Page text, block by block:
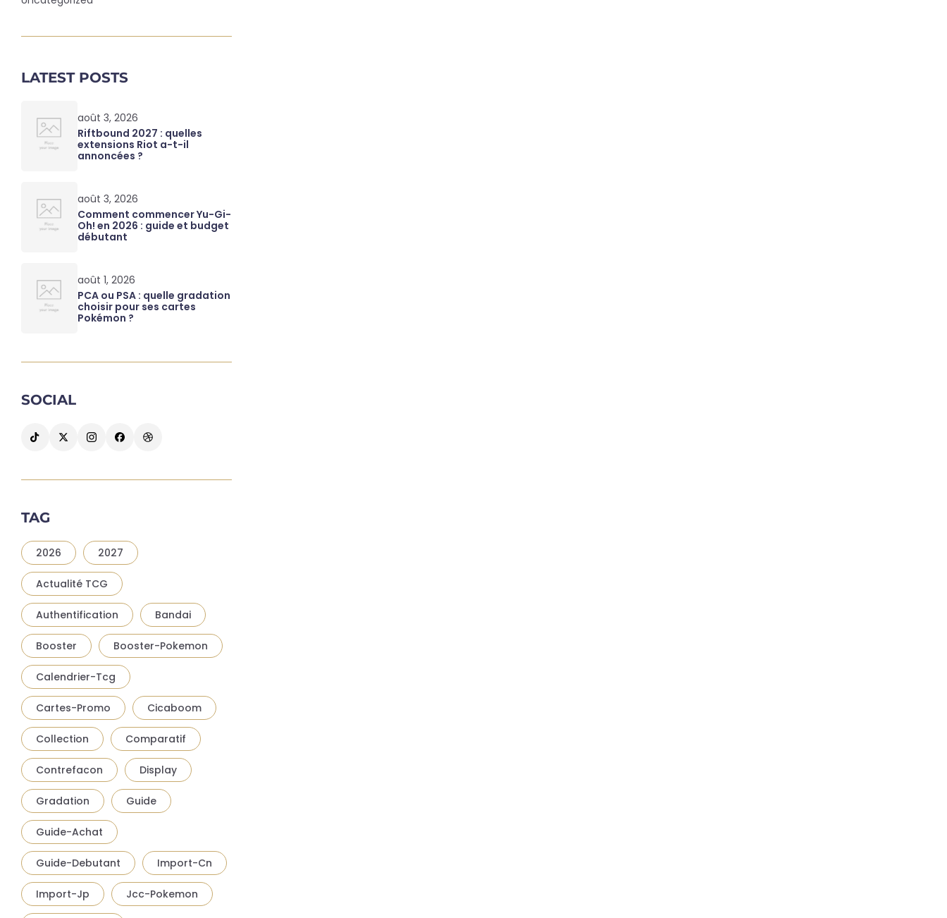
LATEST POSTS
août 3, 2026
Riftbound 2027 : quelles
extensions Riot a-t-il
annoncées ?
août 3, 2026
Comment commencer Yu-Gi-
Oh! en 2026 : guide et budget
débutant
août 1, 2026
PCA ou PSA : quelle gradation
choisir pour ses cartes
Pokémon ?
SOCIAL
TAG
2026 2027
Actualité TCG
Authentification Bandai
Booster Booster-Pokemon
Calendrier-Tcg
Cartes-Promo Cicaboom
Collection Comparatif
Contrefacon Display
Gradation Guide
Guide-Achat
Guide-Debutant Import-Cn
Import-Jp Jcc-Pokemon